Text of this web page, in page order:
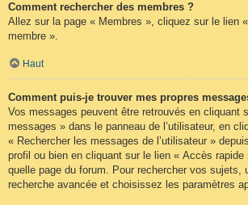
Comment rechercher des membres ?
Allez sur la page « Membres », cliquez sur le lien
membre ».
Haut
Comment puis-je trouver mes propres
Vos messages peuvent être retrouvés en cliquant
messages » dans le panneau de l’utilisateur, en
« Rechercher les messages de l’utilisateur »
profil ou bien en cliquant sur le lien « Accès rapide
quelle page du forum. Pour rechercher vos sujets,
recherche avancée et choisissez les paramètres